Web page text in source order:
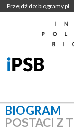
Przejdź do: biogramy.pl
BIOGRAM
POSTACI Z